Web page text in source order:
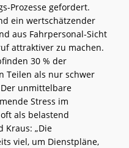
Prozesse gefordert.
ein wertschätzender
aus Fahrpersonal-Sicht
attraktiver zu machen.
30 % der
Teilen als nur schwer
unmittelbare
Stress im
als belastend
Kraus: „Die
viel, um Dienstpläne,